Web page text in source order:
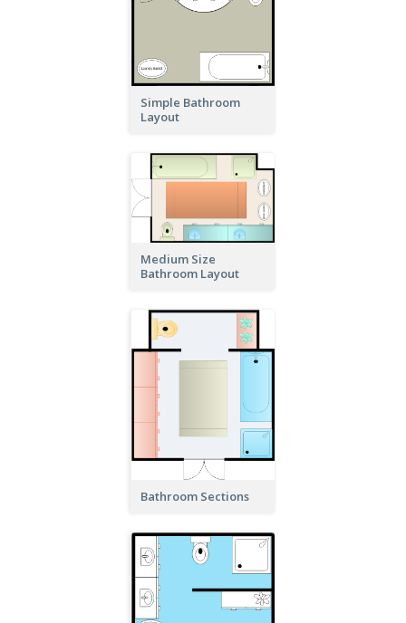
Simple Bathroom
Layout
Medium Size
Bathroom Layout
Bathroom Sections